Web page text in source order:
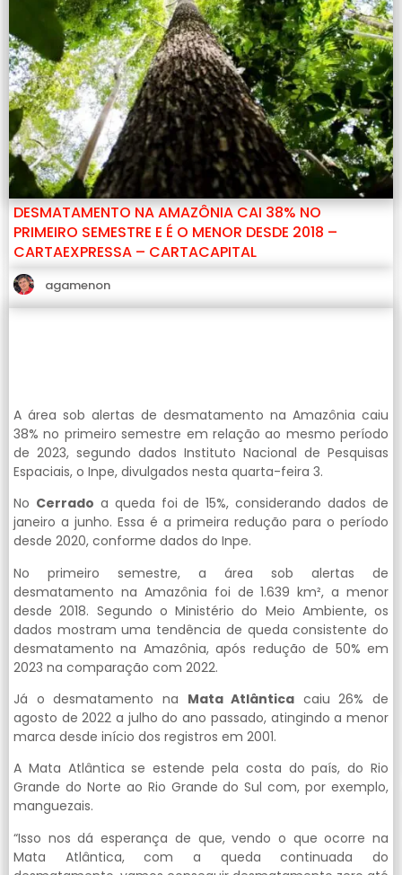
DESMATAMENTO NA AMAZÔNIA CAI 38% NO
PRIMEIRO SEMESTRE E É O MENOR DESDE 2018 –
CARTAEXPRESSA – CARTACAPITAL
agamenon
A área sob alertas de desmatamento na Amazônia caiu
38% no primeiro semestre em relação ao mesmo período
de 2023, segundo dados Instituto Nacional de Pesquisas
Espaciais, o Inpe, divulgados nesta quarta-feira 3.
No Cerrado a queda foi de 15%, considerando dados de
janeiro a junho. Essa é a primeira redução para o período
desde 2020, conforme dados do Inpe.
No primeiro semestre, a área sob alertas de
desmatamento na Amazônia foi de 1.639 km², a menor
desde 2018. Segundo o Ministério do Meio Ambiente, os
dados mostram uma tendência de queda consistente do
desmatamento na Amazônia, após redução de 50% em
2023 na comparação com 2022.
Já o desmatamento na Mata Atlântica caiu 26% de
agosto de 2022 a julho do ano passado, atingindo a menor
marca desde início dos registros em 2001.
A Mata Atlântica se estende pela costa do país, do Rio
Grande do Norte ao Rio Grande do Sul com, por exemplo,
manguezais.
“Isso nos dá esperança de que, vendo o que ocorre na
Mata Atlântica, com a queda continuada do